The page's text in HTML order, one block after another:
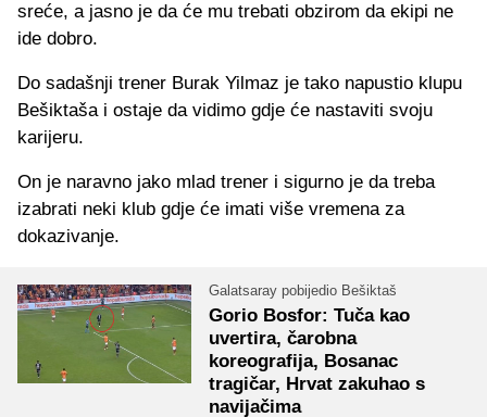
sreće, a jasno je da će mu trebati obzirom da ekipi ne
ide dobro.
Do sadašnji trener Burak Yilmaz je tako napustio klupu
Bešiktaša i ostaje da vidimo gdje će nastaviti svoju
karijeru.
On je naravno jako mlad trener i sigurno je da treba
izabrati neki klub gdje će imati više vremena za
dokazivanje.
Galatsaray pobijedio Bešiktaš
Gorio Bosfor: Tuča kao
uvertira, čarobna
koreografija, Bosanac
tragičar, Hrvat zakuhao s
navijačima